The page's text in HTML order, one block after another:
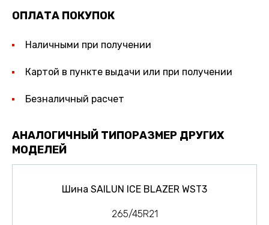
ОПЛАТА ПОКУПОК
Наличными при получении
Картой в пункте выдачи или при получении
Безналичный расчет
АНАЛОГИЧНЫЙ ТИПОРАЗМЕР ДРУГИХ
МОДЕЛЕЙ
Шина SAILUN ICE BLAZER WST3
265/45R21